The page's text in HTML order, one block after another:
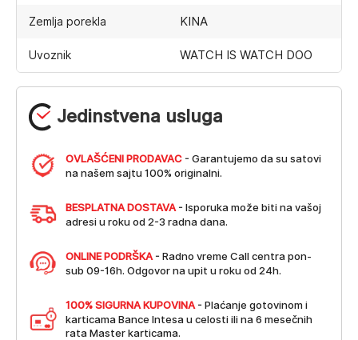
Jedinstvena usluga
OVLAŠĆENI PRODAVAC - Garantujemo da su satovi
na našem sajtu 100% originalni.
BESPLATNA DOSTAVA - Isporuka može biti na vašoj
adresi u roku od 2-3 radna dana.
ONLINE PODRŠKA - Radno vreme Call centra pon-
sub 09-16h. Odgovor na upit u roku od 24h.
100% SIGURNA KUPOVINA - Plaćanje gotovinom i
karticama Bance Intesa u celosti ili na 6 mesečnih
rata Master karticama.
Zemlja porekla KINA
Uvoznik WATCH IS WATCH DOO